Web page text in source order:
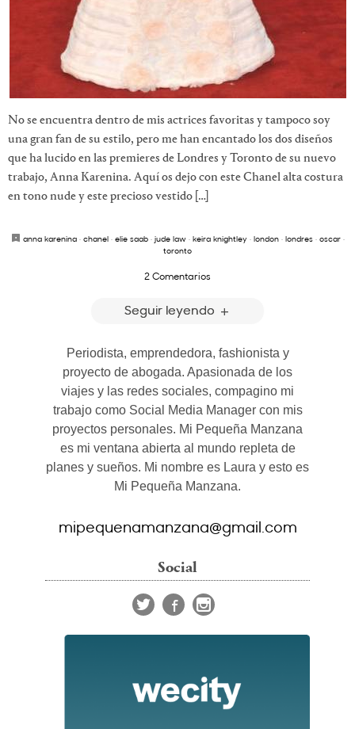
No se encuentra dentro de mis actrices favoritas y tampoco soy
una gran fan de su estilo, pero me han encantado los dos diseños
que ha lucido en las premieres de Londres y Toronto de su nuevo
trabajo, Anna Karenina. Aquí os dejo con este Chanel alta costura
en tono nude y este precioso vestido […]
anna karenina· chanel· elie saab· jude law· keira knightley· london· londres· oscar·
toronto
2 Comentarios
Seguir leyendo
Periodista, emprendedora, fashionista y
proyecto de abogada. Apasionada de los
viajes y las redes sociales, compagino mi
trabajo como Social Media Manager con mis
proyectos personales. Mi Pequeña Manzana
es mi ventana abierta al mundo repleta de
planes y sueños. Mi nombre es Laura y esto es
Mi Pequeña Manzana.
mipequenamanzana@gmail.com
Social